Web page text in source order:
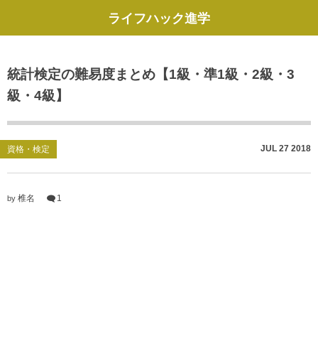
ライフハック進学
統計検定の難易度まとめ【1級・準1級・2級・3
級・4級】
資格・検定 JUL 27 2018
by 椎名 1